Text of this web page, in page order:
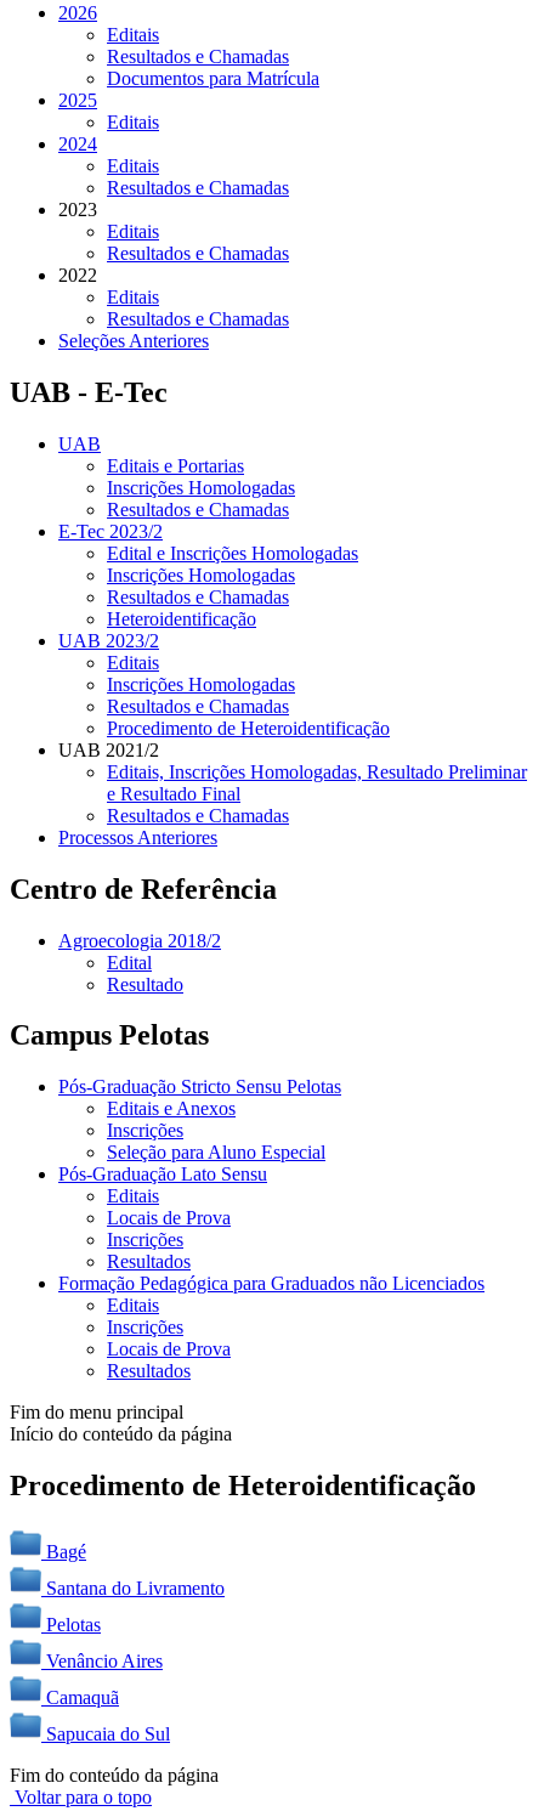
2026
Editais
Resultados e Chamadas
Documentos para Matrícula
2025
Editais
2024
Editais
Resultados e Chamadas
2023
Editais
Resultados e Chamadas
2022
Editais
Resultados e Chamadas
Seleções Anteriores
UAB - E-Tec
UAB
Editais e Portarias
Inscrições Homologadas
Resultados e Chamadas
E-Tec 2023/2
Edital e Inscrições Homologadas
Inscrições Homologadas
Resultados e Chamadas
Heteroidentificação
UAB 2023/2
Editais
Inscrições Homologadas
Resultados e Chamadas
Procedimento de Heteroidentificação
UAB 2021/2
Editais, Inscrições Homologadas, Resultado Preliminar
e Resultado Final
Resultados e Chamadas
Processos Anteriores
Centro de Referência
Agroecologia 2018/2
Edital
Resultado
Campus Pelotas
Pós-Graduação Stricto Sensu Pelotas
Editais e Anexos
Inscrições
Seleção para Aluno Especial
Pós-Graduação Lato Sensu
Editais
Locais de Prova
Inscrições
Resultados
Formação Pedagógica para Graduados não Licenciados
Editais
Inscrições
Locais de Prova
Resultados
Fim do menu principal
Início do conteúdo da página
Procedimento de Heteroidentificação
Bagé
Santana do Livramento
Pelotas
Venâncio Aires
Camaquã
Sapucaia do Sul
Fim do conteúdo da página
Voltar para o topo